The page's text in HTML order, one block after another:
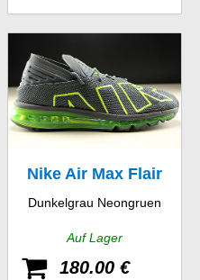
Nike Air Max Flair
Dunkelgrau Neongruen
Auf Lager
180.00 €